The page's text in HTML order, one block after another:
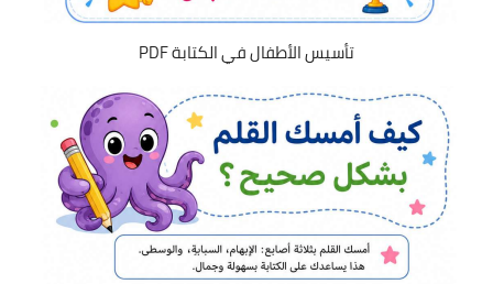
تأسيس الأطفال في الكتابة PDF